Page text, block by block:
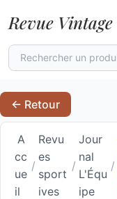
Revue Vintage
← Retour
A
cc
ue
il
/
Revu
es
sport
ives
/
Jour
nal
L'Équ
ipe
/